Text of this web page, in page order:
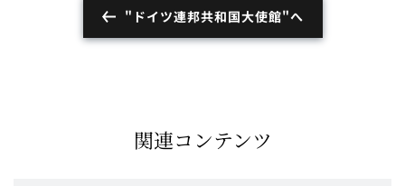
"ドイツ連邦共和国大使館"へ
関連コンテンツ